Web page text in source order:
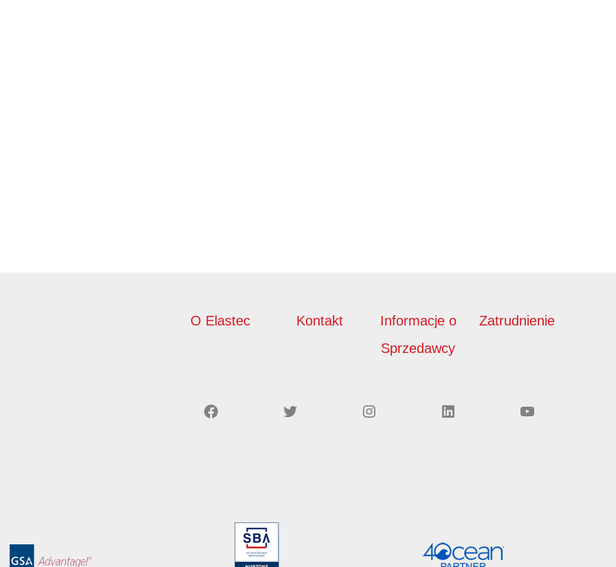
O Elastec Kontakt
Informacje o
Sprzedawcy
Zatrudnienie
Facebook Twitter Instagram LinkedIn YouTube